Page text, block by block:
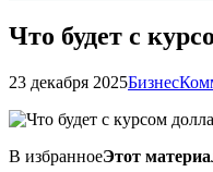
Что будет с
23 декабря 2025Бизнес
В избранноеЭтот